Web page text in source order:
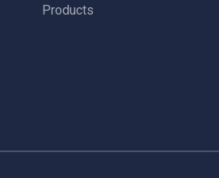
Products